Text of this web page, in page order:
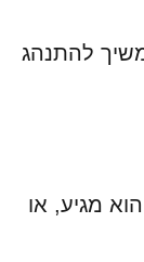
להתנהג
מגיע, או